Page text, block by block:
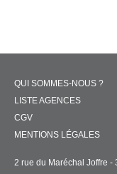
QUI SOMMES-NOUS ?
LISTE AGENCES
CGV
MENTIONS LÉGALES
2 rue du Maréchal Joffre -